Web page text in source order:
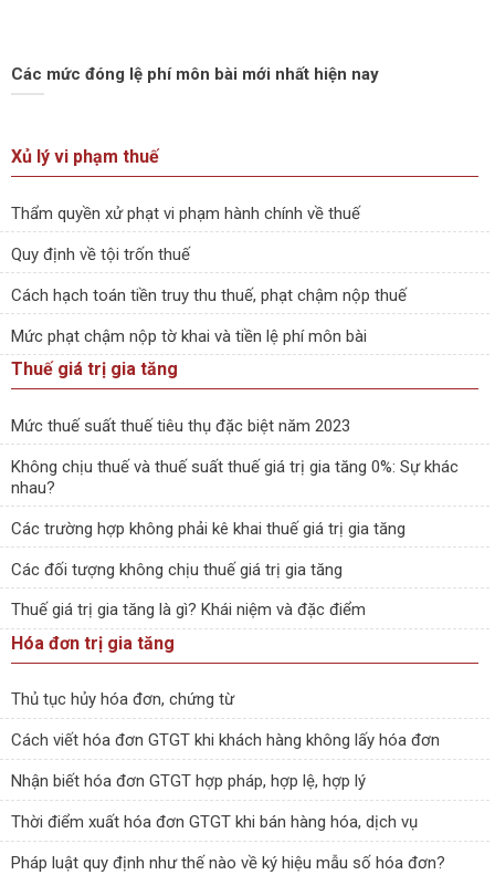
Các mức đóng lệ phí môn bài mới nhất hiện nay
Xủ lý vi phạm thuế
Thẩm quyền xử phạt vi phạm hành chính về thuế
Quy định về tội trốn thuế
Cách hạch toán tiền truy thu thuế, phạt chậm nộp thuế
Mức phạt chậm nộp tờ khai và tiền lệ phí môn bài
Thuế giá trị gia tăng
Mức thuế suất thuế tiêu thụ đặc biệt năm 2023
Không chịu thuế và thuế suất thuế giá trị gia tăng 0%: Sự khác
nhau?
Các trường hợp không phải kê khai thuế giá trị gia tăng
Các đối tượng không chịu thuế giá trị gia tăng
Thuế giá trị gia tăng là gì? Khái niệm và đặc điểm
Hóa đơn trị gia tăng
Thủ tục hủy hóa đơn, chứng từ
Cách viết hóa đơn GTGT khi khách hàng không lấy hóa đơn
Nhận biết hóa đơn GTGT hợp pháp, hợp lệ, hợp lý
Thời điểm xuất hóa đơn GTGT khi bán hàng hóa, dịch vụ
Pháp luật quy định như thế nào về ký hiệu mẫu số hóa đơn?